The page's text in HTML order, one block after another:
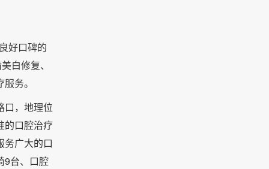
好口碑的
白修复、
务。
口，地理位
的口腔治疗
务广大的口
9台、口腔